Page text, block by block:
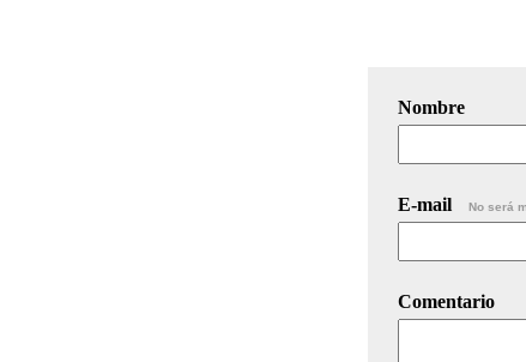
Nombre
E-mail No será
Comentario